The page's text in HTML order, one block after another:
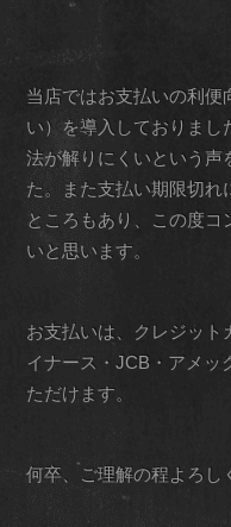
当店ではお支払いの利便
い）を導入しておりま
法が解りにくいという声
た。また支払い期限切
ところもあり、この度コ
いと思います。
お支払いは、クレジッ
イナース・JCB・アメッ
ただけます。
何卒、ご理解の程よろし